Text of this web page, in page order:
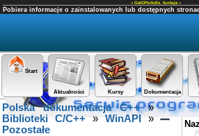
« GetCPInfoEx funkcja »
Pobiera informacje o zainstalowanych lub dostępnych
Start
Aktualności Kursy Dokumentacja
Polska dokumentacja C++»
Biblioteki C/C++ » WinAPI»
Pozostałe